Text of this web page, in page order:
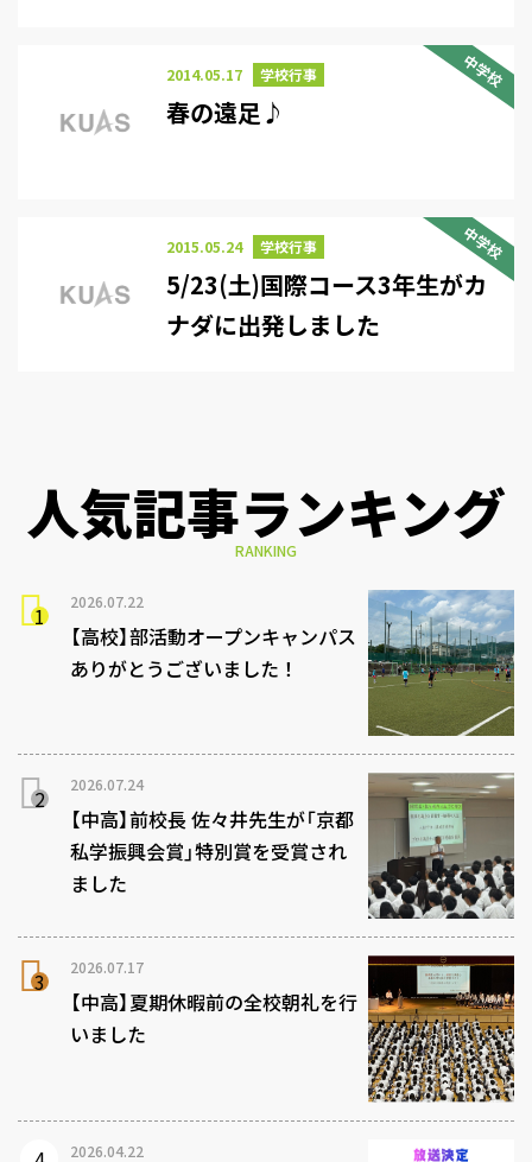
中学校
2014.05.17 学校行事
春の遠足♪
中学校
2015.05.24 学校行事
5/23(土)国際コース3年生がカ
ナダに出発しました
人気記事ランキング
RANKING
2026.07.22
【高校】部活動オープンキャンパス
ありがとうございました！
2026.07.24
【中高】前校長 佐々井先生が「京都
私学振興会賞」特別賞を受賞され
ました
2026.07.17
【中高】夏期休暇前の全校朝礼を行
いました
2026.04.22